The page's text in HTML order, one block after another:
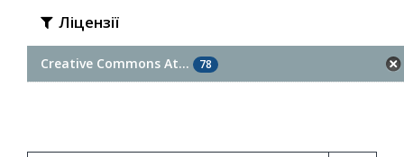
Ліцензії
Creative Commons At... 78